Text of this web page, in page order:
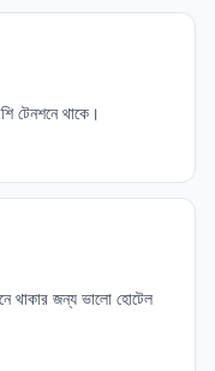
টেনশনে থাকে।
থাকার জন্য ভালো হোটেল